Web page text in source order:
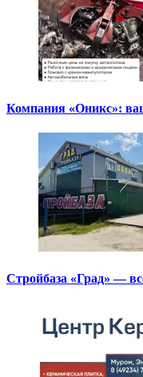
Компания «Оникс»:
Стройбаза «Град» —